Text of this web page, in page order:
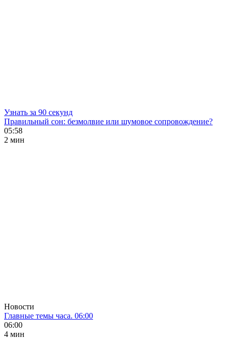
Узнать за 90 секунд
Правильный сон: безмолвие или шумовое сопровождение?
05:58
2 мин
Новости
Главные темы часа. 06:00
06:00
4 мин